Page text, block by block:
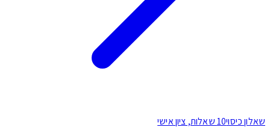
כיסוי10 שאלות, ציון אישי